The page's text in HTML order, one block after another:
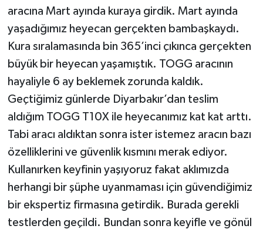
aracına Mart ayında kuraya girdik. Mart ayında
yaşadığımız heyecan gerçekten bambaşkaydı.
Kura sıralamasında bin 365’inci çıkınca gerçekten
büyük bir heyecan yaşamıştık. TOGG aracının
hayaliyle 6 ay beklemek zorunda kaldık.
Geçtiğimiz günlerde Diyarbakır’dan teslim
aldığım TOGG T10X ile heyecanımız kat kat arttı.
Tabi aracı aldıktan sonra ister istemez aracın bazı
özelliklerini ve güvenlik kısmını merak ediyor.
Kullanırken keyfinin yaşıyoruz fakat aklımızda
herhangi bir şüphe uyanmaması için güvendiğimiz
bir ekspertiz firmasına getirdik. Burada gerekli
testlerden geçildi. Bundan sonra keyifle ve gönül